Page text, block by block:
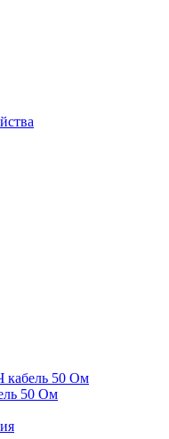
кабель 50 Ом
50 Ом